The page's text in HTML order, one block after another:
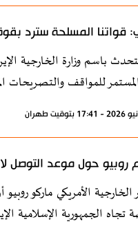
قواتنا المسلحة سترد
المستمر للمواقف والتصريحات
روبيو حول موعد التوصل
الخارجية الأمريكي ماركو
تجاه الجمهورية الإسلامية